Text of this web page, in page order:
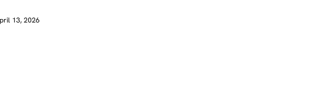
13, 2026